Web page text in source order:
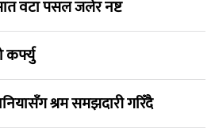
वटा पसल जलेर नष्ट
कर्फ्यु
श्रम समझदारी गरिँदै